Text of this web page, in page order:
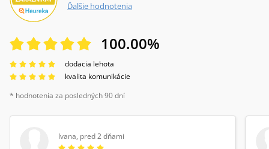
Ďalšie hodnotenia
100.00%
dodacia lehota
kvalita komunikácie
* hodnotenia za posledných 90 dní
Ivana, pred 2 dňami